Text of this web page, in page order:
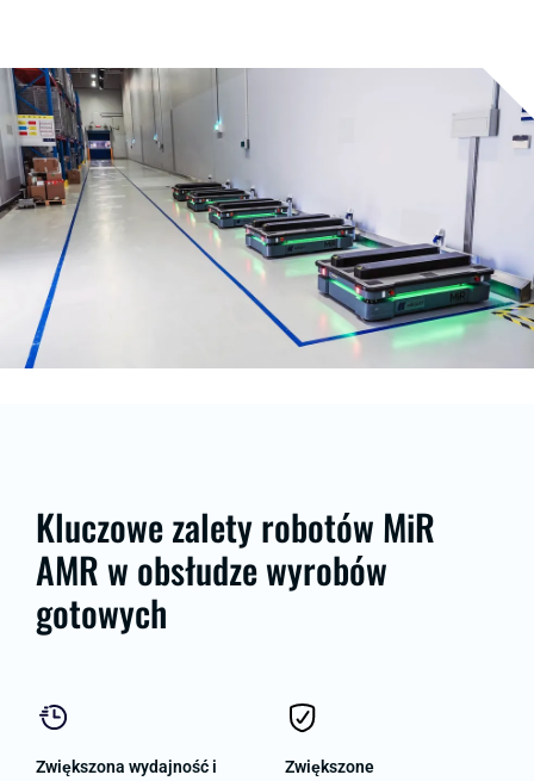
Kluczowe zalety robotów MiR
AMR w obsłudze wyrobów
gotowych
Zwiększona wydajność i
Zwiększone